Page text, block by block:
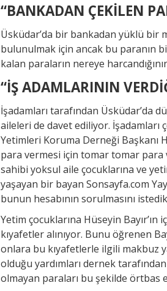
“BANKADAN ÇEKİLEN
Üsküdar’da bir bankadan yüklü bir
bulunulmak için ancak bu paranın
kalan paraların nereye
“İŞ ADAMLARININ
İşadamları tarafından Üsküdar’da
aileleri de davet ediliyor. İşadamları
Yetimleri Koruma Derneği Başkanı
para vermesi için tomar tomar para
sahibi yoksul aile çocuklarına ve
yaşayan bir bayan Sonsayfa.com
bunun hesabının sorulmasını
Yetim çocuklarına Hüseyin
kıyafetler alınıyor. Bunu öğrenen
onlara bu kıyafetlerle ilgili makbuz
olduğu yardımları dernek
olmayan paraları bu şekilde örtbas